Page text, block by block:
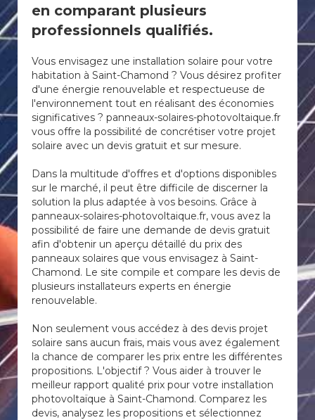
en comparant plusieurs
professionnels qualifiés.
Vous envisagez une installation solaire pour votre
habitation à Saint-Chamond ? Vous désirez profiter
d'une énergie renouvelable et respectueuse de
l'environnement tout en réalisant des économies
significatives ? panneaux-solaires-photovoltaique.fr
vous offre la possibilité de concrétiser votre projet
solaire avec un devis gratuit et sur mesure.
Dans la multitude d'offres et d'options disponibles
sur le marché, il peut être difficile de discerner la
solution la plus adaptée à vos besoins. Grâce à
panneaux-solaires-photovoltaique.fr, vous avez la
possibilité de faire une demande de devis gratuit
afin d'obtenir un aperçu détaillé du prix des
panneaux solaires que vous envisagez à Saint-
Chamond. Le site compile et compare les devis de
plusieurs installateurs experts en énergie
renouvelable.
Non seulement vous accédez à des devis projet
solaire sans aucun frais, mais vous avez également
la chance de comparer les prix entre les différentes
propositions. L'objectif ? Vous aider à trouver le
meilleur rapport qualité prix pour votre installation
photovoltaïque à Saint-Chamond. Comparez les
devis, analysez les propositions et sélectionnez